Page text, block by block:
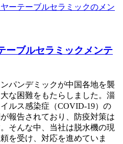
ーブルセラミックメンテ
パンデミックが中国各地を襲
な困難をもたらしました。淄
ルス感染症（COVID-19）の
報告されており、防疫対策は
そんな中、当社は脱水機の現
を受け、対応を進めていま